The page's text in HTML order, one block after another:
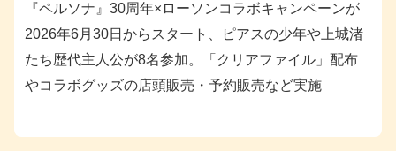
『ペルソナ』30周年×ローソンコラボキャンペーンが
2026年6月30日からスタート、ピアスの少年や上城渚
たち歴代主人公が8名参加。「クリアファイル」配布
やコラボグッズの店頭販売・予約販売など実施